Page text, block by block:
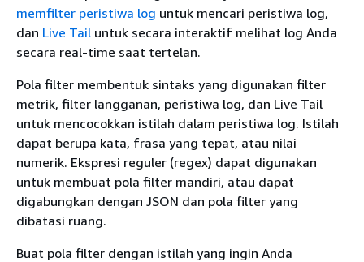
memfilter peristiwa log untuk mencari peristiwa log,
dan Live Tail untuk secara interaktif melihat log Anda
secara real-time saat tertelan.
Pola filter membentuk sintaks yang digunakan filter
metrik, filter langganan, peristiwa log, dan Live Tail
untuk mencocokkan istilah dalam peristiwa log. Istilah
dapat berupa kata, frasa yang tepat, atau nilai
numerik. Ekspresi reguler (regex) dapat digunakan
untuk membuat pola filter mandiri, atau dapat
digabungkan dengan JSON dan pola filter yang
dibatasi ruang.
Buat pola filter dengan istilah yang ingin Anda